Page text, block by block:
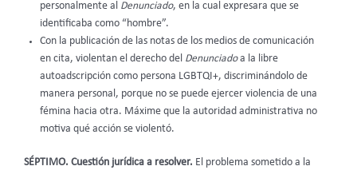
personalmente al Denunciado, en la cual expresara que se
identificaba como “hombre”.
Con la publicación de las notas de los medios de comunicación
en cita, violentan el derecho del Denunciadoa la libre
autoadscripción como persona LGBTQI+, discriminándolo de
manera personal, porque no se puede ejercer violencia de una
fémina hacia otra. Máxime que la autoridad administrativa no
motiva qué acción se violentó.
SÉPTIMO. Cuestión jurídica a resolver. El problema sometido a la